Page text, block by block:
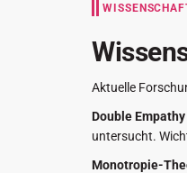
Aktuelle
Double
untersucht.
Monotropie-